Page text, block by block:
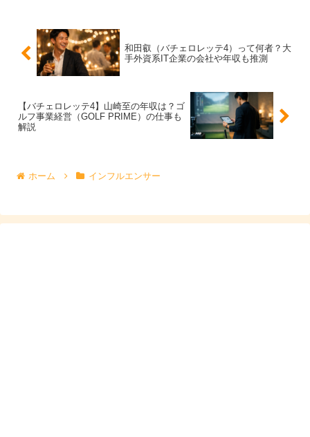
吉本ラバーニ勇世歩さんはプロフィール表記で日本語と英
語が挙げられており、言語面の強みがうかがえます。モデ
ル活動では、撮影現場に海外スタッフが入ることも珍しく
なく、英語でのコミュニケーションができるだけで信頼が
積み上がりやすい面があります。
また、コンテンツクリエイターとしても、多文化的な視点
現の幅が広いことです。
和田叡（バチェロレッテ4）って何者？大
手外資系IT企業の会社や年収も推測
【バチェロレッテ4】山崎至の年収は？ゴ
ルフ事業経営（GOLF PRIME）の仕事も
解説
ホーム インフルエンサー